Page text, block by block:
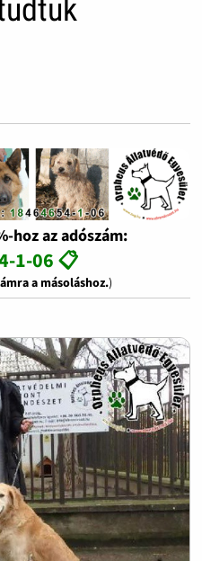
hoz az adószám:
1-06 📋
a másoláshoz.)